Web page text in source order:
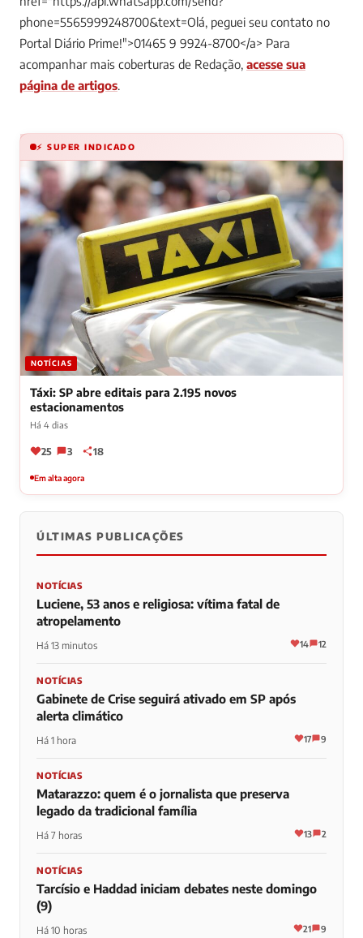
phone=5565999248700&text=Olá, peguei seu contato no
Portal Diário Prime!">01465 9 9924-8700</a> Para
acompanhar mais coberturas de Redação, acesse sua
página de artigos.
⚡ SUPER INDICADO
NOTÍCIAS
Táxi: SP abre editais para 2.195 novos
estacionamentos
Há 4 dias
25 3 18
Em alta agora
ÚLTIMAS PUBLICAÇÕES
NOTÍCIAS
Luciene, 53 anos e religiosa: vítima fatal de
atropelamento
Há 13 minutos 14 12
NOTÍCIAS
Gabinete de Crise seguirá ativado em SP após
alerta climático
Há 1 hora 17 9
NOTÍCIAS
Matarazzo: quem é o jornalista que preserva
legado da tradicional família
Há 7 horas 13 2
NOTÍCIAS
Tarcísio e Haddad iniciam debates neste domingo
(9)
Há 10 horas 21 9